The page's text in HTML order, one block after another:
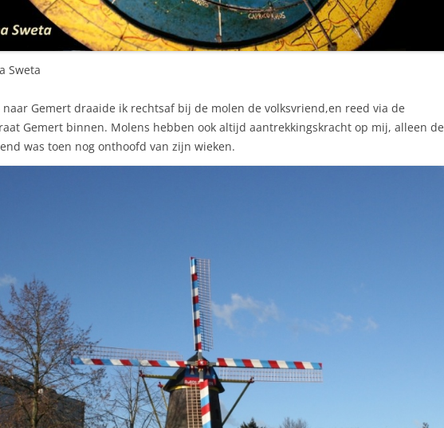
Sweta
naar Gemert draaide ik rechtsaf bij de molen de volksvriend,en reed via de
Gemert binnen. Molens hebben ook altijd aantrekkingskracht op mij, alleen de
was toen nog onthoofd van zijn wieken.